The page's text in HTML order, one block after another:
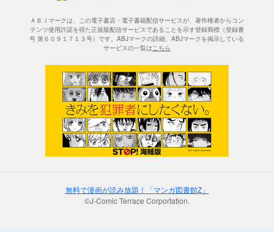
ＡＢＪマークは、この電子書店・電子書籍配信サービスが、著作権者からコン
テンツ使用許諾を得た正規版配信サービスであることを示す登録商標（登録番
号 第６０９１７１３号）です。ABJマークの詳細、ABJマークを掲示している
サービスの一覧はこちら
無料で漫画が読み放題！「マンガ図書館Z」
©J-Comic Terrace Corportation.